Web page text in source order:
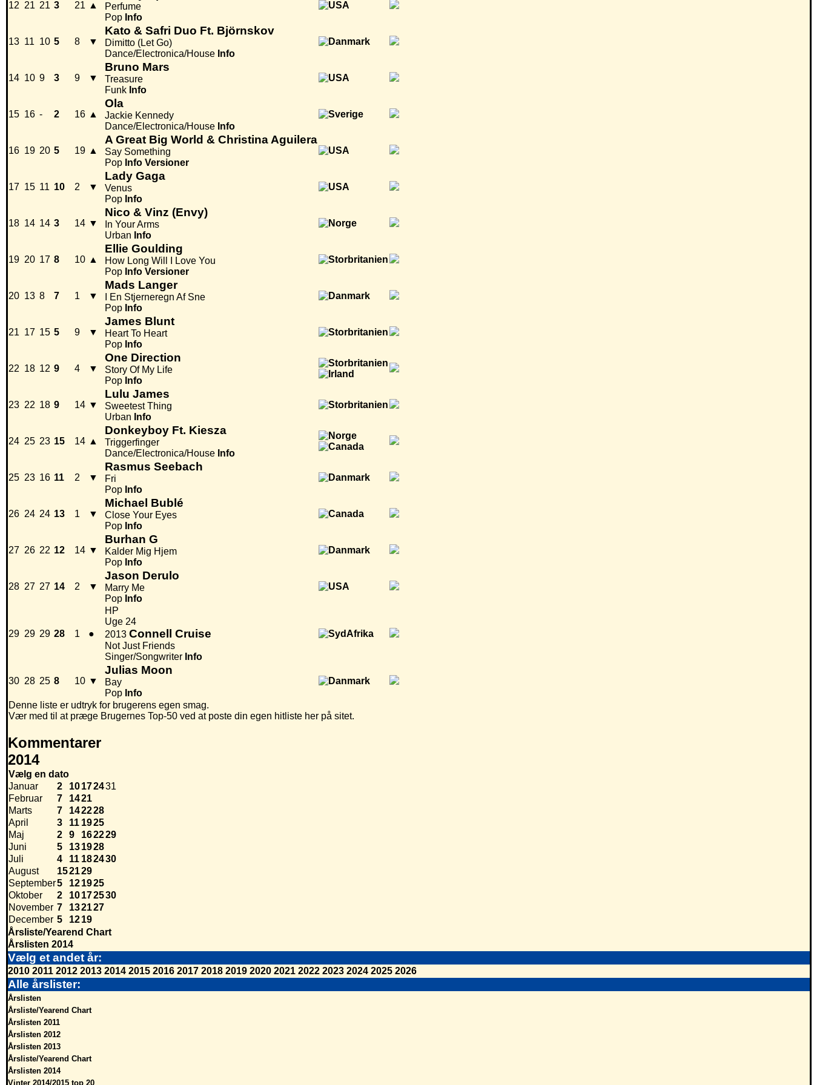
12 21 21 3 21 ▲
Perfume
Pop Info
13 11 10 5 8 ▼
Kato & Safri Duo Ft. Björnskov
Dimitto (Let Go)
Dance/Electronica/House Info
14 10 9 3 9 ▼
Bruno Mars
Treasure
Funk Info
15 16 - 2 16 ▲
Ola
Jackie Kennedy
Dance/Electronica/House Info
16 19 20 5 19 ▲
A Great Big World & Christina Aguilera
Say Something
Pop Info Versioner
17 15 11 10 2 ▼
Lady Gaga
Venus
Pop Info
18 14 14 3 14 ▼
Nico & Vinz (Envy)
In Your Arms
Urban Info
19 20 17 8 10 ▲
Ellie Goulding
How Long Will I Love You
Pop Info Versioner
20 13 8 7 1 ▼
Mads Langer
I En Stjerneregn Af Sne
Pop Info
21 17 15 5 9 ▼
James Blunt
Heart To Heart
Pop Info
22 18 12 9 4 ▼
One Direction
Story Of My Life
Pop Info
23 22 18 9 14 ▼
Lulu James
Sweetest Thing
Urban Info
24 25 23 15 14 ▲
Donkeyboy Ft. Kiesza
Triggerfinger
Dance/Electronica/House Info
25 23 16 11 2 ▼
Rasmus Seebach
Fri
Pop Info
26 24 24 13 1 ▼
Michael Bublé
Close Your Eyes
Pop Info
27 26 22 12 14 ▼
Burhan G
Kalder Mig Hjem
Pop Info
28 27 27 14 2 ▼
Jason Derulo
Marry Me
Pop Info
29 29 29 28 1 ●
HP
Uge 24
2013 Connell Cruise
Not Just Friends
Singer/Songwriter Info
30 28 25 8 10 ▼
Julias Moon
Bay
Pop Info
Denne liste er udtryk for brugerens egen smag.
Vær med til at præge Brugernes Top-50 ved at poste din egen hitliste her på sitet.
Kommentarer
2014
Vælg en dato
Januar
2 10172431
Februar
7 1421
Marts
7 142228
April
3 11 1925
Maj
2 9 162229
Juni
5 131928
Juli
4 11 182430
August
152129
September5 121925
Oktober
2 10172530
November 7 132127
December 5 1219
Årsliste/Yearend Chart
Årslisten 2014
Vælg et andet år:
2010 2011 2012 2013 2014 2015 2016 2017 2018 2019 2020 2021 2022 2023 2024 2025 2026
Alle årslister:
Årslisten
Årsliste/Yearend Chart
Årslisten 2011
Årslisten 2012
Årslisten 2013
Årsliste/Yearend Chart
Årslisten 2014
Vinter 2014/2015 top 20